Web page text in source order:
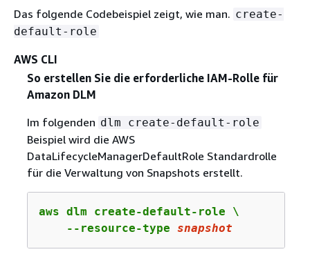
Das folgende Codebeispiel zeigt, wie man. create-
default-role
AWS CLI
So erstellen Sie die erforderliche IAM-Rolle für
Amazon DLM
Im folgenden dlm create-default-role
Beispiel wird die AWS
DataLifecycleManagerDefaultRole Standardrolle
für die Verwaltung von Snapshots erstellt.
aws dlm create-default-role \
    --resource-type
snapshot